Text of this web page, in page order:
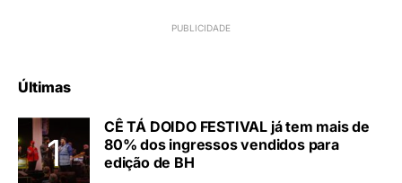
Últimas
CÊ TÁ DOIDO FESTIVAL já tem mais de
80% dos ingressos vendidos para
edição de BH